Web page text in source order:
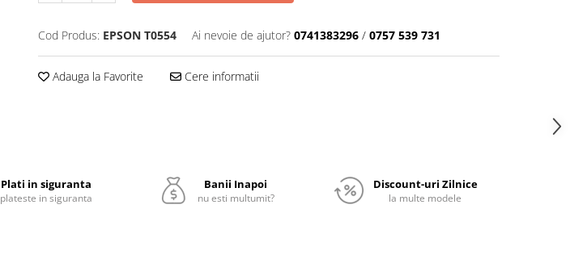
Cod Produs: EPSON T0554 Ai nevoie de ajutor? 0741383296 / 0757 539 731
Adauga la Favorite Cere informatii
Plati in siguranta
plateste in siguranta
Banii Inapoi
nu esti multumit?
Discount-uri Zilnice
la multe modele